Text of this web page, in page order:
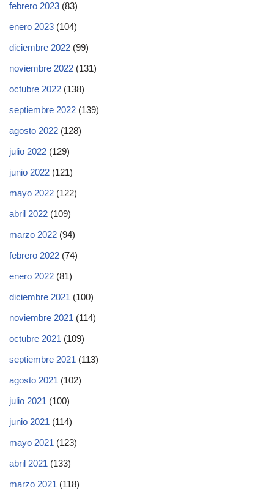
febrero 2023 (83)
enero 2023 (104)
diciembre 2022 (99)
noviembre 2022 (131)
octubre 2022 (138)
septiembre 2022 (139)
agosto 2022 (128)
julio 2022 (129)
junio 2022 (121)
mayo 2022 (122)
abril 2022 (109)
marzo 2022 (94)
febrero 2022 (74)
enero 2022 (81)
diciembre 2021 (100)
noviembre 2021 (114)
octubre 2021 (109)
septiembre 2021 (113)
agosto 2021 (102)
julio 2021 (100)
junio 2021 (114)
mayo 2021 (123)
abril 2021 (133)
marzo 2021 (118)